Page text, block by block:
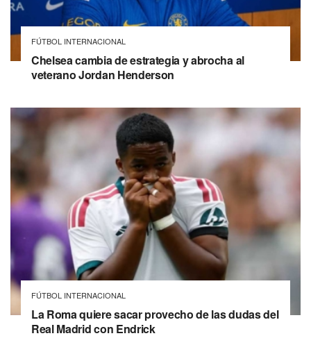
FÚTBOL INTERNACIONAL
Chelsea cambia de estrategia y abrocha al
veterano Jordan Henderson
FÚTBOL INTERNACIONAL
La Roma quiere sacar provecho de las dudas del
Real Madrid con Endrick